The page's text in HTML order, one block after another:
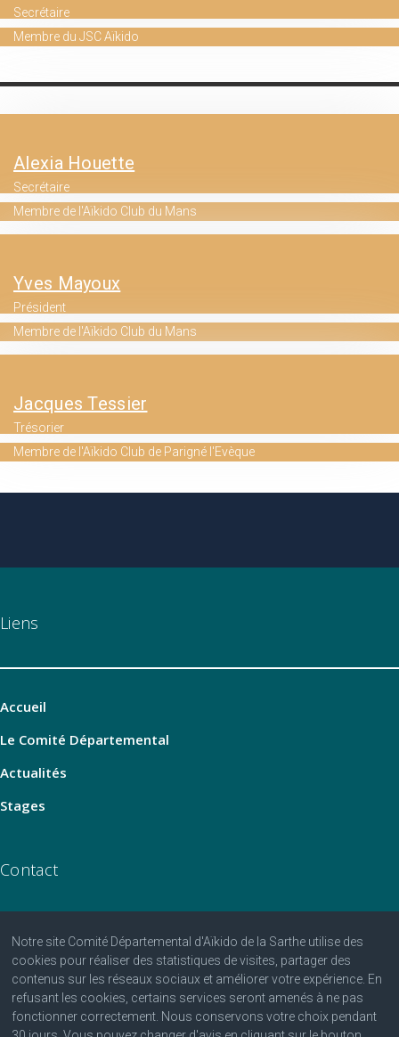
Secrétaire
Membre du JSC Aïkido
Alexia Houette
Secrétaire
Membre de l'Aïkido Club du Mans
Yves Mayoux
Président
Membre de l'Aïkido Club du Mans
Jacques Tessier
Trésorier
Membre de l'Aïkido Club de Parigné l'Evèque
Notre site Comité Départemental d'Aïkido de la Sarthe utilise des
cookies pour réaliser des statistiques de visites, partager des
contenus sur les réseaux sociaux et améliorer votre expérience. En
refusant les cookies, certains services seront amenés à ne pas
fonctionner correctement. Nous conservons votre choix pendant
Liens
Accueil
Le Comité Départemental
Actualités
Stages
Contact
06 07 25 25 81
contact@aikido-sarthe.fr
Fédération Française d'Aïkido et de Budo